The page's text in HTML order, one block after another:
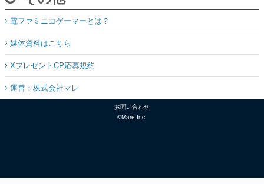
電ファミニコゲーマーとは？
媒体資料はこちら
XプレゼントCP応募規約
運営：株式会社マレ
お問い合わせ
©Mare Inc.